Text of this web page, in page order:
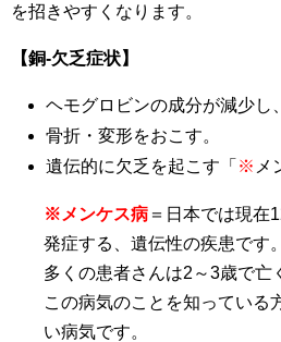
を招きやすくなります。
【銅-欠乏症状】
ヘモグロビンの成分が減少し
骨折・変形をおこす。
遺伝的に欠乏を起こす「 ※ メ
※メンケス病 ＝日本では現在
発症する、遺伝性の疾患です。
多くの患者さんは2～3歳で亡
この病気のことを知っている
い病気です。